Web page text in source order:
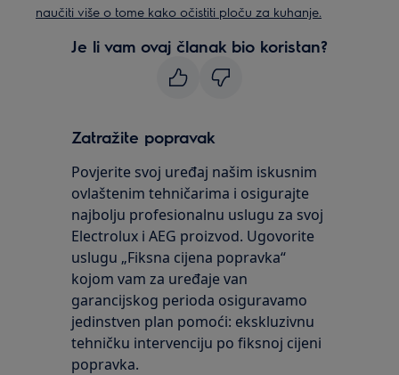
naučiti više o tome kako očistiti ploču za kuhanje.
Je li vam ovaj članak bio koristan?
Zatražite popravak
Povjerite svoj uređaj našim iskusnim
ovlaštenim tehničarima i osigurajte
najbolju profesionalnu uslugu za svoj
Electrolux i AEG proizvod. Ugovorite
uslugu „Fiksna cijena popravka“
kojom vam za uređaje van
garancijskog perioda osiguravamo
jedinstven plan pomoći: ekskluzivnu
tehničku intervenciju po fiksnoj cijeni
popravka.